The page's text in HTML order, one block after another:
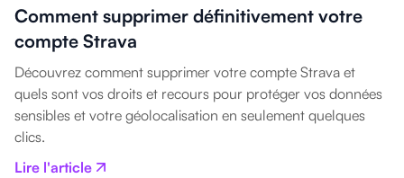
Comment supprimer définitivement votre
compte Strava
Découvrez comment supprimer votre compte Strava et
quels sont vos droits et recours pour protéger vos données
sensibles et votre géolocalisation en seulement quelques
clics.
Lire l'article